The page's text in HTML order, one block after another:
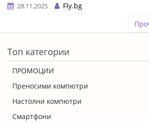
28.11.2025
Fly.bg
Топ категории
ПРОМОЦИИ
Преносими компютри
Настолни компютри
Смартфони